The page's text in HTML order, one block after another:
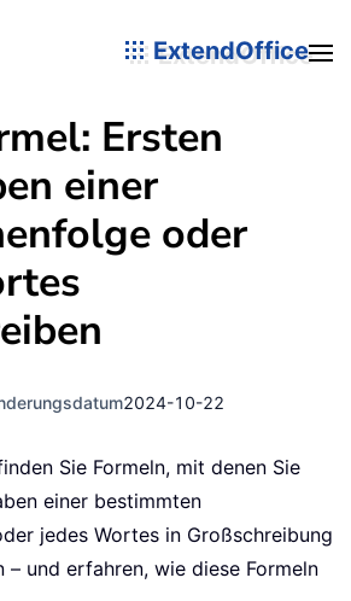
ExtendOffice
Ersten
einer
oder
2024-10-22
Sie Formeln, mit denen Sie
einer bestimmten
jedes Wortes in Großschreibung
– und erfahren, wie diese Formeln